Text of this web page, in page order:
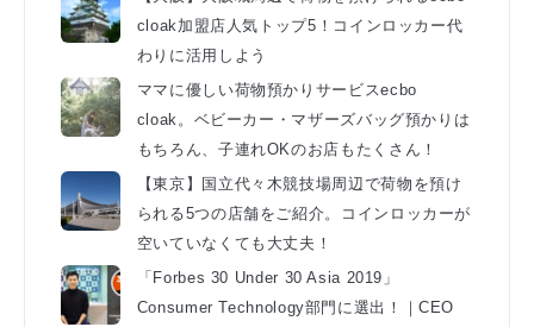
cloak加盟店人気トップ5！コインロッカー代
わりに活用しよう
ママに優しい荷物預かりサービスecbo
cloak。ベビーカー・マザーズバッグ預かりは
もちろん、子連れOKのお店もたくさん！
【東京】国立代々木競技場周辺で荷物を預け
られる5つの店舗をご紹介。コインロッカーが
空いていなくても大丈夫！
「Forbes 30 Under 30 Asia 2019」
Consumer Technology部門に選出！｜CEO